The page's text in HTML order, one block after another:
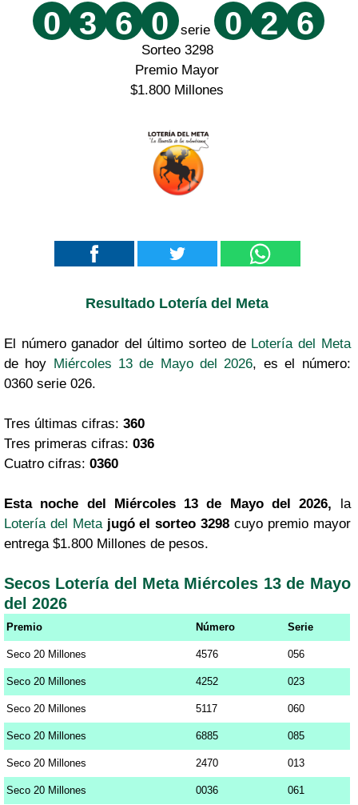
0 3 6 0 serie 0 2 6
Sorteo 3298
Premio Mayor
$1.800 Millones
Resultado Lotería del Meta
El número ganador del último sorteo de Lotería del Meta
de hoy Miércoles 13 de Mayo del 2026, es el número:
0360 serie 026.
Tres últimas cifras: 360
Tres primeras cifras: 036
Cuatro cifras: 0360
Esta noche del Miércoles 13 de Mayo del 2026, la
Lotería del Meta jugó el sorteo 3298 cuyo premio mayor
entrega $1.800 Millones de pesos.
Secos Lotería del Meta Miércoles 13 de Mayo
del 2026
Premio Número Serie
Seco 20 Millones 4576 056
Seco 20 Millones 4252 023
Seco 20 Millones 5117 060
Seco 20 Millones 6885 085
Seco 20 Millones 2470 013
Seco 20 Millones 0036 061